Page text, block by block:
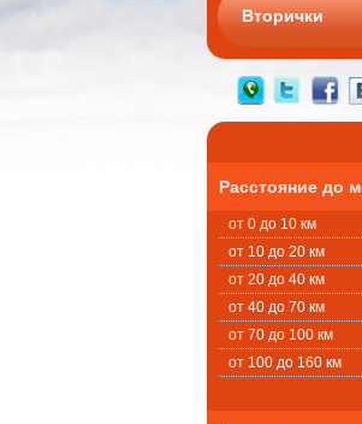
Вторички
Расстояние до
от 0 до 10 км
от 10 до 20 км
от 20 до 40 км
от 40 до 70 км
от 70 до 100 км
от 100 до 160 км